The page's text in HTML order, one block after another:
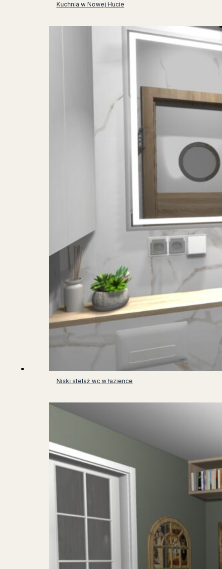
Kuchnia w Nowej Hucie
Niski stelaż wc w łazience